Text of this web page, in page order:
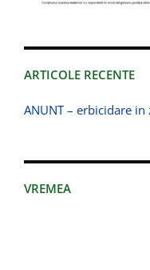
ARTICOLE RECENTE
ANUNT – erbicidare in
VREMEA